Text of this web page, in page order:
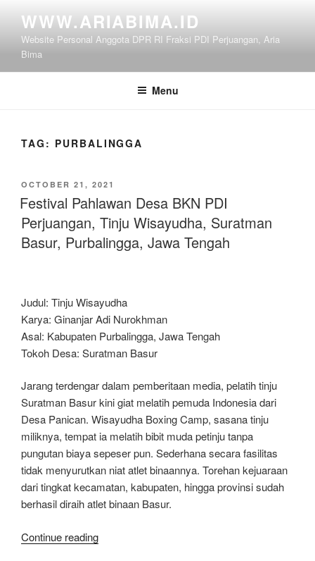
content
WWW.ARIABIMA.ID
Website Personal Anggota DPR RI Fraksi PDI Perjuangan, Aria
Bima
Menu
TAG: PURBALINGGA
POSTED
ON
OCTOBER 21, 2021
Festival Pahlawan Desa BKN PDI
Perjuangan, Tinju Wisayudha, Suratman
Basur, Purbalingga, Jawa Tengah
Judul: Tinju Wisayudha
Karya: Ginanjar Adi Nurokhman
Asal: Kabupaten Purbalingga, Jawa Tengah
Tokoh Desa: Suratman Basur
Jarang terdengar dalam pemberitaan media, pelatih tinju
Suratman Basur kini giat melatih pemuda Indonesia dari
Desa Panican. Wisayudha Boxing Camp, sasana tinju
miliknya, tempat ia melatih bibit muda petinju tanpa
pungutan biaya sepeser pun. Sederhana secara fasilitas
tidak menyurutkan niat atlet binaannya. Torehan kejuaraan
dari tingkat kecamatan, kabupaten, hingga provinsi sudah
berhasil diraih atlet binaan Basur.
Continue reading“Festival